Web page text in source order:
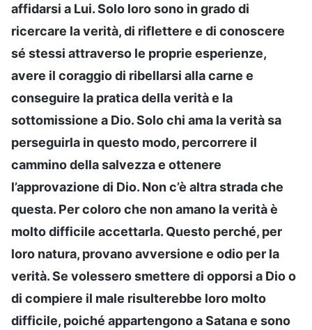
affidarsi a Lui. Solo loro sono in grado di
ricercare la verità, di riflettere e di conoscere
sé stessi attraverso le proprie esperienze,
avere il coraggio di ribellarsi alla carne e
conseguire la pratica della verità e la
sottomissione a Dio. Solo chi ama la verità sa
perseguirla in questo modo, percorrere il
cammino della salvezza e ottenere
l’approvazione di Dio. Non c’è altra strada che
questa. Per coloro che non amano la verità è
molto difficile accettarla. Questo perché, per
loro natura, provano avversione e odio per la
verità. Se volessero smettere di opporsi a Dio o
di compiere il male risulterebbe loro molto
difficile, poiché appartengono a Satana e sono